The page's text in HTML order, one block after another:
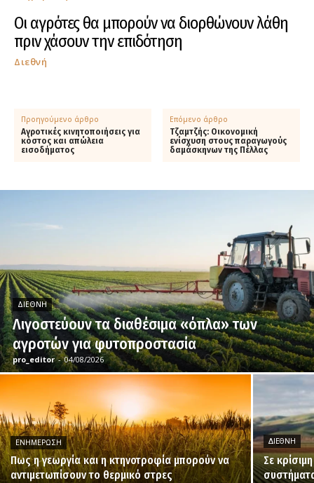
Οι αγρότες θα μπορούν να διορθώνουν λάθη
πριν χάσουν την επιδότηση
Διεθνή
Προηγούμενο άρθρο
Αγροτικές κινητοποιήσεις για
κόστος και απώλεια
εισοδήματος
Επόμενο άρθρο
Τζαμτζής: Οικονομική
ενίσχυση στους παραγωγούς
δαμάσκηνων της Πέλλας
ΔΙΕΘΝΉ
Λιγοστεύουν τα διαθέσιμα «όπλα» των
αγροτών για φυτοπροστασία
pro_editor - 04/08/2026
ΕΝΗΜΈΡΩΣΗ
Πως η γεωργία και η κτηνοτροφία μπορούν να
αντιμετωπίσουν το θερμικό στρες
ΔΙΕΘΝΉ
Σε